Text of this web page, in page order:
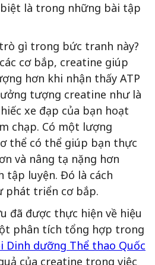
là trong những bài tập
gì trong bức tranh này?
cơ bắp, creatine giúp
hơn khi nhận thấy ATP
tượng creatine như là
xe đạp của bạn hoạt
chạp. Có một lượng
thể có thể giúp bạn thực
và nâng tạ nặng hơn
luyện. Đó là cách
phát triển cơ bắp.
đã được thực hiện về hiệu
phân tích tổng hợp trong
Dinh dưỡng Thể thao Quốc
của creatine trong việc